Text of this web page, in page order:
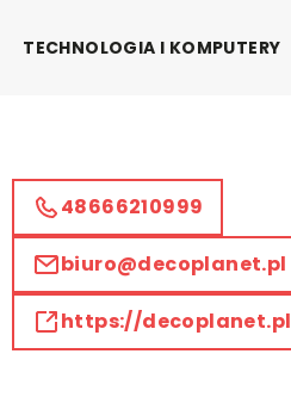
TECHNOLOGIA I KOMPUTERY
48666210999
biuro@decoplanet.pl
https://decoplanet.pl